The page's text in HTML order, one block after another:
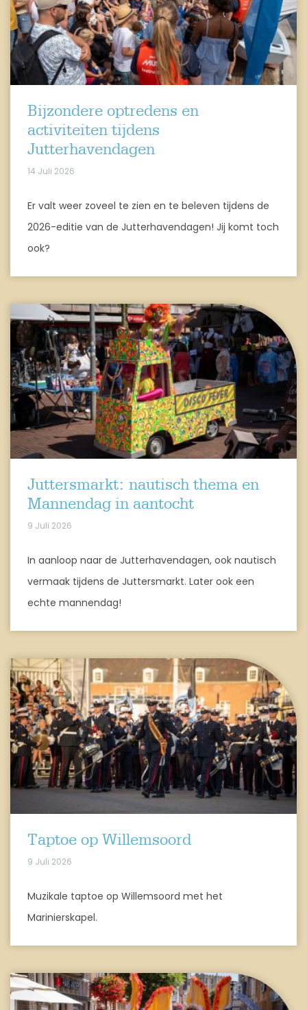
Bijzondere optredens en
activiteiten tijdens
Jutterhavendagen
14 Juli 2026
Er valt weer zoveel te zien en te beleven tijdens de
2026-editie van de Jutterhavendagen! Jij komt toch
ook?
Juttersmarkt: nautisch thema en
Mannendag in aantocht
9 Juli 2026
In aanloop naar de Jutterhavendagen, ook nautisch
vermaak tijdens de Juttersmarkt. Later ook een
echte mannendag!
Taptoe op Willemsoord
9 Juli 2026
Muzikale taptoe op Willemsoord met het
Marinierskapel.